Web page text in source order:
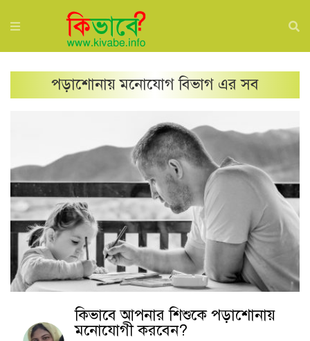
পড়াশোনায় মনোযোগবিভাগ এর সব
কিভাবে আপনার শিশুকে পড়াশোনায়
মনোযোগী করবেন?